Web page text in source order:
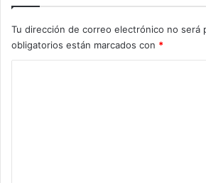
Tu dirección de correo electrónico no será
obligatorios están marcados con *